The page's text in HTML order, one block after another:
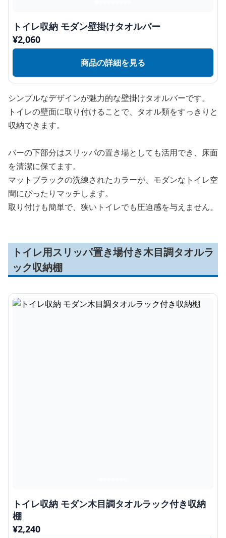
トイレ収納 モダン壁掛けタオルバー
¥2,060
商品の詳細を見る
シンプルなデザインが魅力的な壁掛けタオルバーです。
トイレの壁面に取り付けることで、タオル類をすっきりと
収納できます。
バーの下部分はスリッパの置き場としても活用でき、床面
を清潔に保てます。
マットブラックの洗練されたカラーが、モダンなトイレ空
間にぴったりマッチします。
取り付けも簡単で、狭いトイレでも圧迫感を与えません。
トイレ用スリッパ置き場付き木目調タオルラ
ック収納棚
トイレ収納 モダン木目調タオルラック付き収納
棚
¥2,240